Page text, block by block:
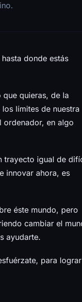
donde estás
quieras, de la
límites de nuestra
ordenador, en algo
trayecto igual de
innovar ahora, es
éste mundo, pero
cambiar el
ayudarte.
para